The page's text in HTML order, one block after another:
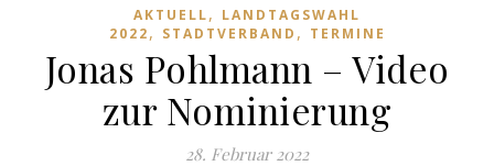
AKTUELL, LANDTAGSWAHL
2022, STADTVERBAND , TERMINE
Jonas Pohlmann – Video
zur Nominierung
28. Februar 2022